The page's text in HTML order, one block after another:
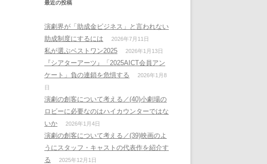
最近の投稿
演劇界が「助成金ビジネス」と言われない
助成制度にするには
2026年7月11日
私が選ぶベストワン2025 2026年1月13日
『シアターアーツ』「2025AICT会員アン
ケート」負の連鎖を危惧する
2026年1月8
日
演劇の創客について考える／(40)小劇場の
ロビーに必要なのはハイカウンターではな
いか
2026年1月4日
演劇の創客について考える／(39)映画のよ
うにスタッフ・キャストの代表作を紹介す
る
2025年12月1日